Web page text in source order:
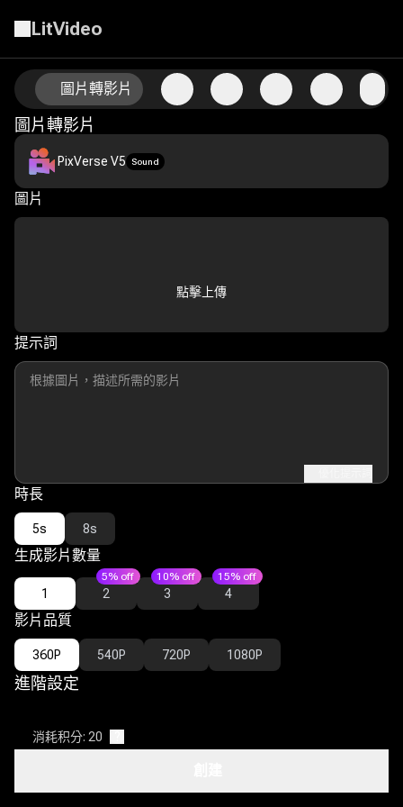
LitVideo
圖片轉影片
圖片轉影片
使用AI圖片轉影片技術為您的照片注入動態
PixVerse V5 Sound
圖片
點擊上傳
提示詞
時長
5s 8s
生成影片數量
1 2
5% off
3
10% off
4
15% off
影片品質
360P 540P 720P 1080P
進階設定
消耗积分: 20